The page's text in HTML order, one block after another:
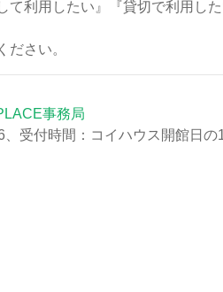
て利用したい』『貸切で利用し
ださい。
事務局
、受付時間：コイハウス開館日の